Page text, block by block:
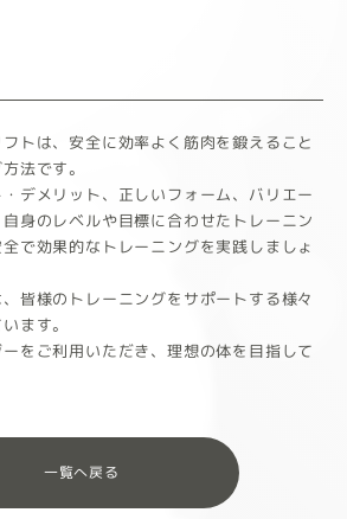
トは、安全に効率よく筋肉を鍛えること
法です。
デメリット、正しいフォーム、バリエー
身のレベルや目標に合わせたトレーニン
で効果的なトレーニングを実践しましょ
皆様のトレーニングをサポートする様々
ます。
をご利用いただき、理想の体を目指して
一覧へ戻る